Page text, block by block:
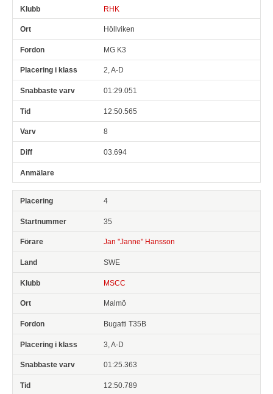
RHK
Höllviken
MG K3
2, A-D
01:29.051
12:50.565
8
03.694
4
35
Jan "Janne" Hansson
SWE
MSCC
Malmö
Bugatti T35B
3, A-D
01:25.363
12:50.789